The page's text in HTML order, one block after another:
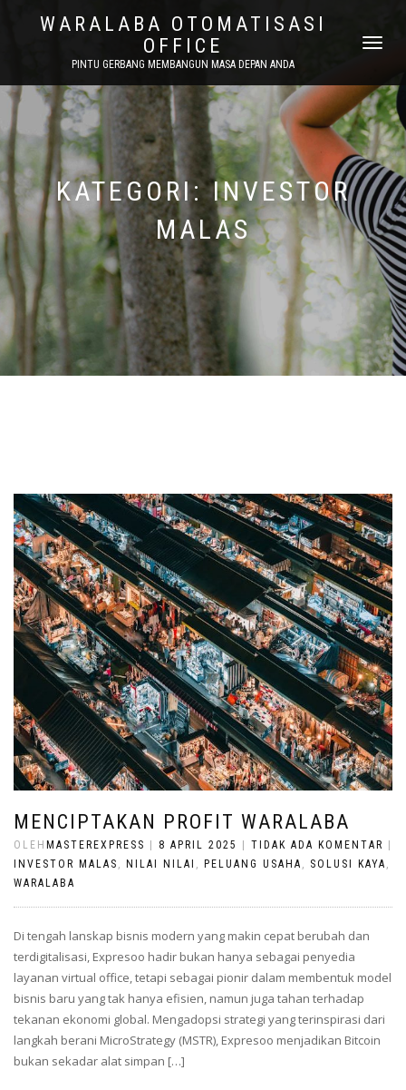
WARALABA OTOMATISASI
OFFICE
PINTU GERBANG MEMBANGUN MASA DEPAN ANDA
NAVIGASI
KATEGORI:INVESTOR
MALAS
MENCIPTAKAN PROFIT WARALABA
OLEH MASTEREXPRESS | 8 APRIL 2025 | TIDAK ADA KOMENTAR |
INVESTOR MALAS
NILAI NILAI PELUANG USAHA SOLUSI KAYA
WARALABA
Di tengah lanskap bisnis modern yang makin cepat berubah dan
terdigitalisasi, Expresoo hadir bukan hanya sebagai penyedia
layanan virtual office, tetapi sebagai pionir dalam membentuk model
bisnis baru yang tak hanya efisien, namun juga tahan terhadap
tekanan ekonomi global. Mengadopsi strategi yang terinspirasi dari
langkah berani MicroStrategy (MSTR), Expresoo menjadikan Bitcoin
bukan sekadar alat simpan […]